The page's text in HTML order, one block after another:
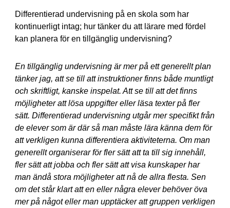
Differentierad undervisning på en skola som har
kontinuerligt intag; hur tänker du att lärare med fördel
kan planera för en tillgänglig undervisning?
En tillgänglig undervisning är mer på ett generellt plan
tänker jag, att se till att instruktioner finns både muntligt
och skriftligt, kanske inspelat. Att se till att det finns
möjligheter att lösa uppgifter eller läsa texter på fler
sätt. Differentierad undervisning utgår mer specifikt från
de elever som är där så man måste lära känna dem för
att verkligen kunna differentiera aktiviteterna. Om man
generellt organiserar för fler sätt att ta till sig innehåll,
fler sätt att jobba och fler sätt att visa kunskaper har
man ändå stora möjligheter att nå de allra flesta. Sen
om det står klart att en eller några elever behöver öva
mer på något eller man upptäcker att gruppen verkligen